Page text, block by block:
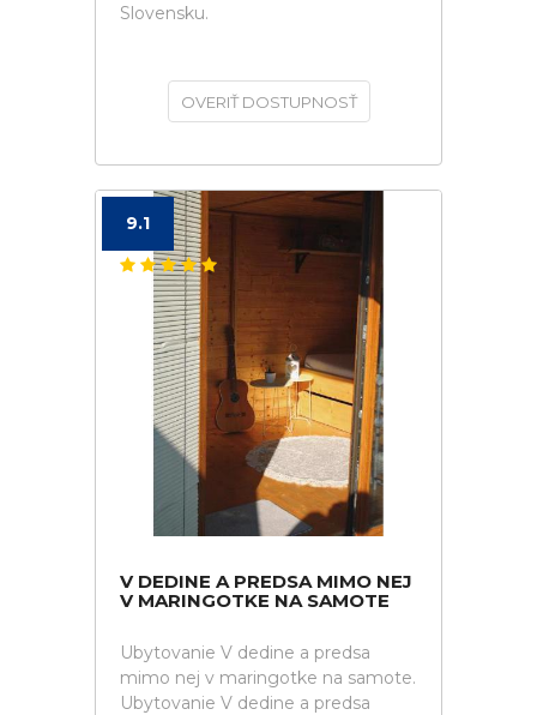
Slovensku.
OVERIŤ DOSTUPNOSŤ
9.1
V DEDINE A PREDSA MIMO NEJ
V MARINGOTKE NA SAMOTE
Ubytovanie V dedine a predsa
mimo nej v maringotke na samote.
Ubytovanie V dedine a predsa